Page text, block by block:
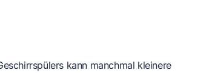
kann manchmal kleinere